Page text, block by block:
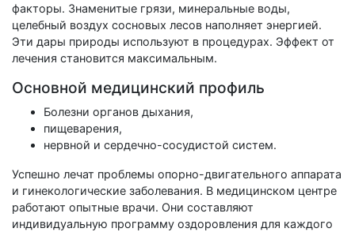
факторы. Знаменитые грязи, минеральные воды,
целебный воздух сосновых лесов наполняет энергией.
Эти дары природы используют в процедурах. Эффект от
лечения становится максимальным.
Основной медицинский профиль
Болезни органов дыхания,
пищеварения,
нервной и сердечно-сосудистой систем.
Успешно лечат проблемы опорно-двигательного аппарата
и гинекологические заболевания. В медицинском центре
работают опытные врачи. Они составляют
индивидуальную программу оздоровления для каждого